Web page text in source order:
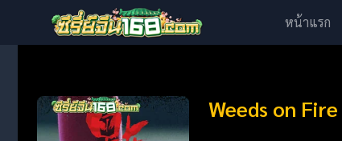
หน้าแรก
Weeds on